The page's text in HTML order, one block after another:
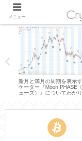
新月と満月の周期を表示
ケーター『Moon PHASE
ェーズ）』についてわかり
メニュー